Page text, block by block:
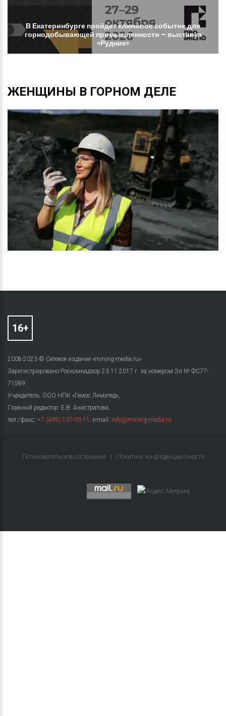
В Екатеринбурге пройдетключевоесобытиедля
горнодобывающей промышленности – выставка
«Рудник»
ЖЕНЩИНЫ В ГОРНОМ ДЕЛЕ
2008-2023 © Сетевое издание «mining-media.ru»
Зарегистрировано Роскомнадзор 23.11.2017 г. за номером Эл № ФС77-
71589
Учредитель: ООО НПК «Гемос Лимитед»,
Главный редактор: Е.В. Анистратова,
тел./факс: +7 (499) 237-03-11 ; e-mail: info@mining-media.ru
Пользовательское соглашение Политика конфиденциальности